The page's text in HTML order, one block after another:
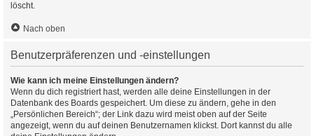
löscht.
Nach oben
Benutzerpräferenzen und -einstellungen
Wie kann ich meine Einstellungen ändern?
Wenn du dich registriert hast, werden alle deine Einstellungen in der
Datenbank des Boards gespeichert. Um diese zu ändern, gehe in den
„Persönlichen Bereich“; der Link dazu wird meist oben auf der Seite
angezeigt, wenn du auf deinen Benutzernamen klickst. Dort kannst du alle